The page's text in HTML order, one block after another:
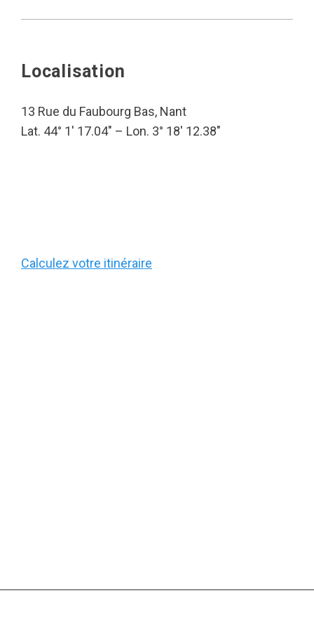
Localisation
13 Rue du Faubourg Bas, Nant
Lat. 44° 1′ 17.04″ – Lon. 3° 18′ 12.38″
Calculez votre itinéraire